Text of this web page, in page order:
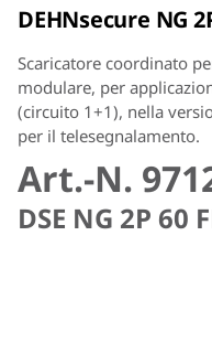
DEHNsecure NG
Scaricatore coordinato
modulare, per
(circuito 1+1), nella
per il telesegnalamento.
Art.-N.
DSE NG 2P 60